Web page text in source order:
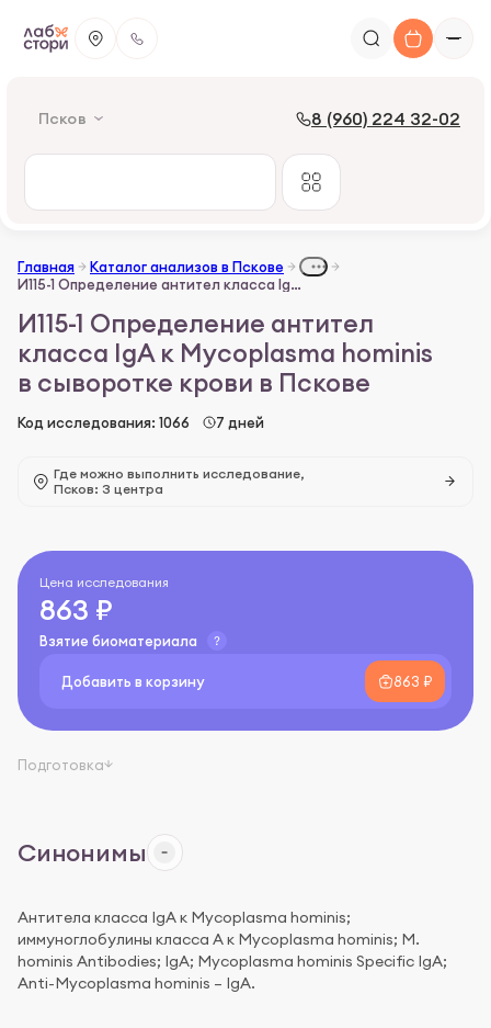
Псков 8 (960) 224 32-02
Главная
Каталог анализов в Пскове
И115-1 Определение антител класса IgА к Муcoplasma hominis в сыворотке крови
И115-1 Определение антител
класса IgА к Муcoplasma hominis
в сыворотке крови в Пскове
Код исследования: 1066 7 дней
Где можно выполнить исследование,
Псков: 3 центра
Цена исследования
863 ₽
Взятие биоматериала
Добавить в корзину 863 ₽
Подготовка
Синонимы
Антитела класса IgA к Mycoplasma hominis;
иммуноглобулины класса A к Mycoplasma hominis; M.
hominis Antibodies; IgA; Mycoplasma hominis Specific IgA;
Anti-Mycoplasma hominis – IgA.